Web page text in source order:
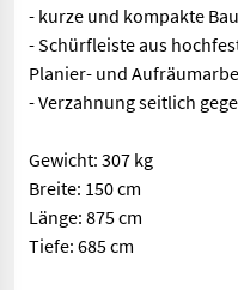
- kurze und kompakte
- Schürfleiste aus
Planier- und
- Verzahnung seitlich
Gewicht: 307 kg
Breite: 150 cm
Länge: 875 cm
Tiefe: 685 cm